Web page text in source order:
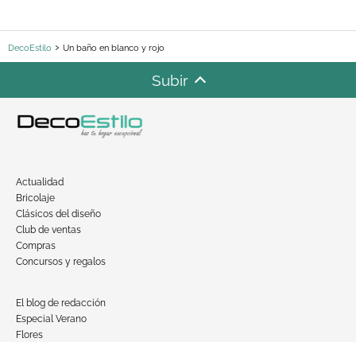
DecoEstilo Un baño en blanco y rojo
Subir
Actualidad
Bricolaje
Clásicos del diseño
Club de ventas
Compras
Concursos y regalos
El blog de redacción
Especial Verano
Flores